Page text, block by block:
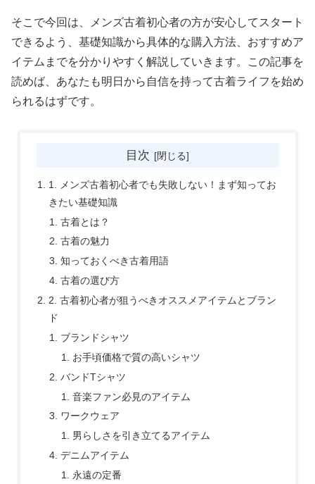
そこで今回は、メンズ古着初心者の方が安心してスタート
できるよう、基礎知識から具体的な購入方法、おすすめア
イテムまでを分かりやすく解説していきます。この記事を
読めば、あなたも明日から自信を持って古着ライフを始め
られるはずです。
目次
1. メンズ古着初心者でも失敗しない！まず知ってお
きたい基礎知識
古着とは？
古着の魅力
知っておくべき古着用語
古着の選び方
2. 古着初心者が狙うべきオススメアイテムとブラン
ド
ブランドシャツ
お手頃価格で質の高いシャツ
バンドTシャツ
音楽ファン必見のアイテム
ワークウェア
男らしさを引き立てるアイテム
デニムアイテム
永遠の定番